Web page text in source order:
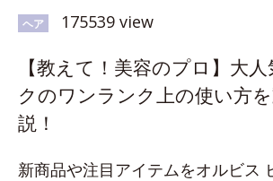
ヘア 175539 view
【教えて！美容のプロ】大
クのワンランク上の使い方
説！
新商品や注目アイテムをオルビス